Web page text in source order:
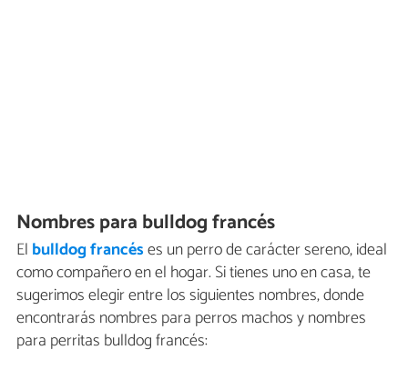
Nombres para bulldog francés
El bulldog francéses un perro de carácter sereno, ideal
como compañero en el hogar. Si tienes uno en casa, te
sugerimos elegir entre los siguientes nombres, donde
encontrarás nombres para perros machos y nombres
para perritas bulldog francés: